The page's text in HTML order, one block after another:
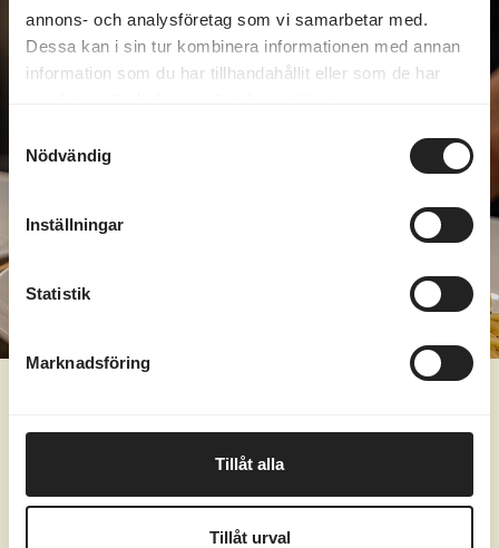
annons- och analysföretag som vi samarbetar med.
Dessa kan i sin tur kombinera informationen med annan
information som du har tillhandahållit eller som de har
Nödvändig
Inställningar
Statistik
Marknadsföring
Tillåt alla
Tillåt urval
Dagens lunch varje dag